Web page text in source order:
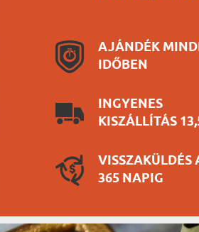
AJÁNDÉK
IDŐBEN
INGYENES
KISZÁLLÍTÁS
VISSZAKÜLDÉS
365 NAPIG